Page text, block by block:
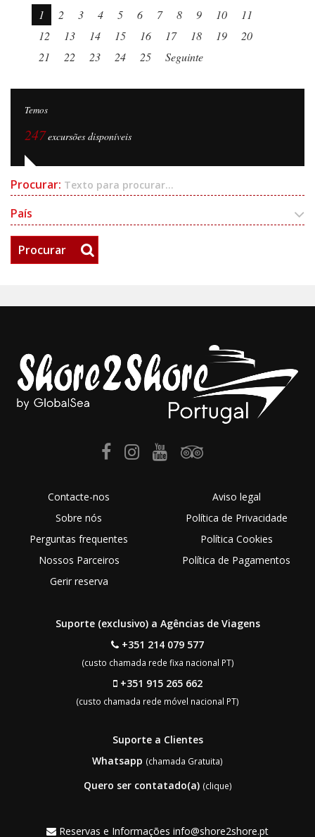
1 2 3 4 5 6 7 8 9 10
11
12
13 14 15 16 17 18 19
20
21
22 23 24 25 Seguinte
Temos
247excursões disponíveis
Procurar: Texto para procurar...
País
Procurar
Contacte-nos
Sobre nós
Perguntas frequentes
Nossos Parceiros
Gerir reserva
Aviso legal
Política de Privacidade
Política Cookies
Política de Pagamentos
Suporte (exclusivo) a Agências de Viagens
+351 214 079 577
(custo chamada rede fixa nacional PT)
+351 915 265 662
(custo chamada rede móvel nacional PT)
Suporte a Clientes
Whatsapp (chamada Gratuita)
Quero ser contatado(a) (clique)
Reservas e Informações info@shore2shore.pt